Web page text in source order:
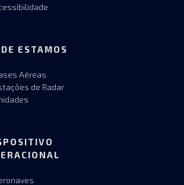
ESTAMOS
Aéreas
de Radar